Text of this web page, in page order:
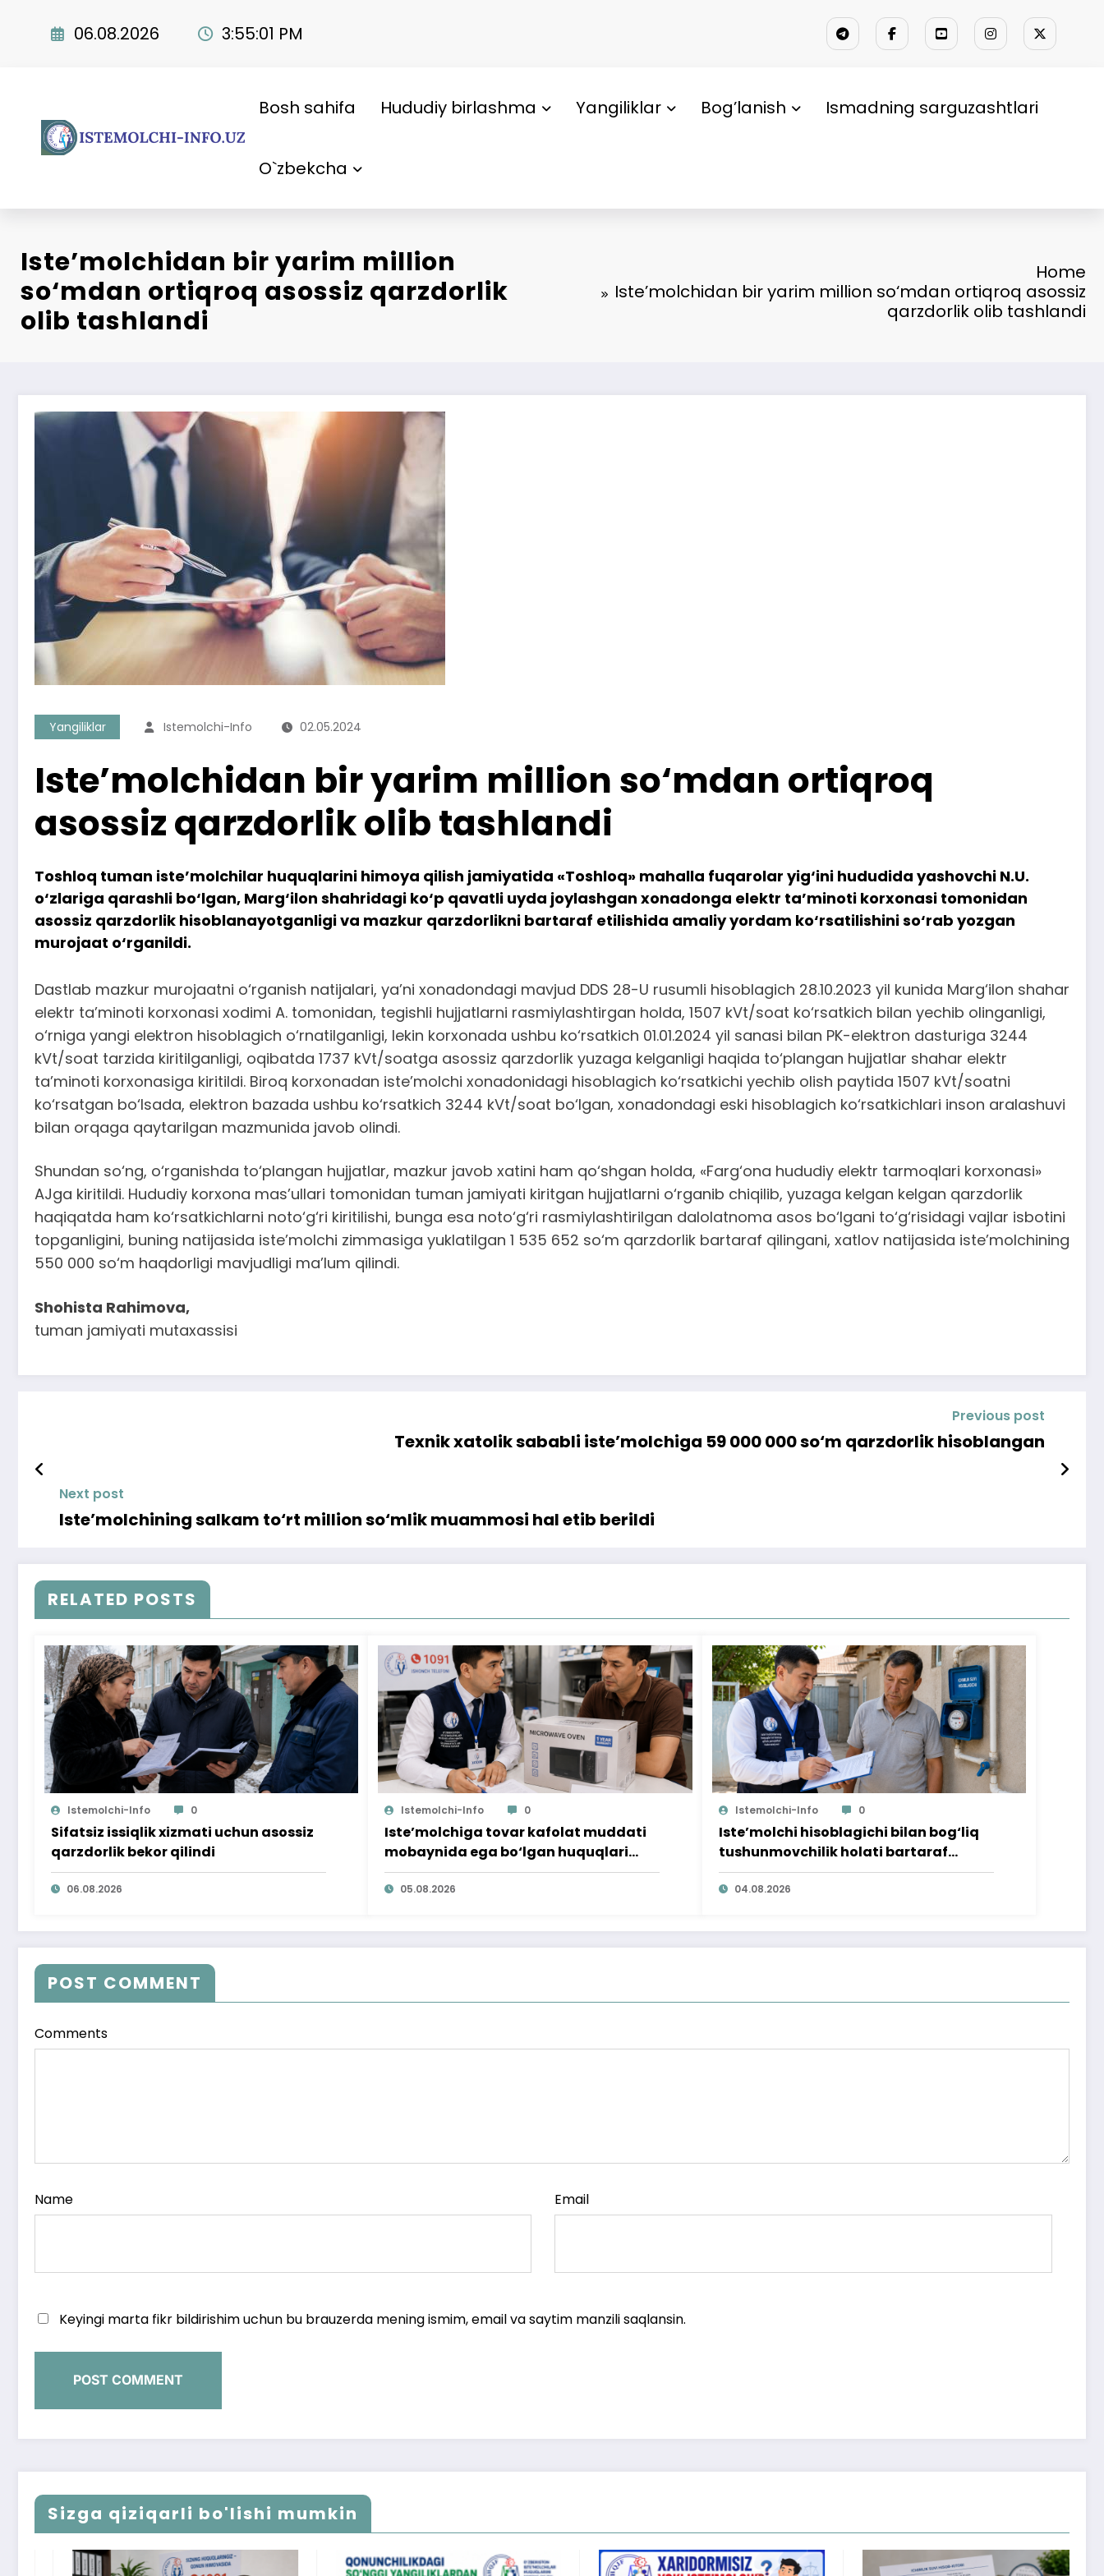
06.08.2026 3:55:02 PM
Bosh sahifa Hududiy birlashma Yangiliklar Bog’lanish Ismadning sarguzashtlari
O`zbekcha
Iste’molchidan bir yarim million
so‘mdan ortiqroq asossiz qarzdorlik
olib tashlandi
Home
Iste’molchidan bir yarim million so‘mdan ortiqroq asossiz
qarzdorlik olib tashlandi
Yangiliklar Istemolchi-Info 02.05.2024
Iste’molchidan bir yarim million so‘mdan ortiqroq
asossiz qarzdorlik olib tashlandi
Toshloq tuman iste’molchilar huquqlarini himoya qilish jamiyatida «Toshloq» mahalla fuqarolar yig‘ini hududida yashovchi N.U.
o‘zlariga qarashli bo‘lgan, Marg‘ilon shahridagi ko‘p qavatli uyda joylashgan xonadonga elektr ta’minoti korxonasi tomonidan
asossiz qarzdorlik hisoblanayotganligi va mazkur qarzdorlikni bartaraf etilishida amaliy yordam ko‘rsatilishini so‘rab yozgan
murojaat o‘rganildi.
Dastlab mazkur murojaatni o‘rganish natijalari, ya’ni xonadondagi mavjud DDS 28-U rusumli hisoblagich 28.10.2023 yil kunida Marg‘ilon shahar
elektr ta’minoti korxonasi xodimi A. tomonidan, tegishli hujjatlarni rasmiylashtirgan holda, 1507 kVt/soat ko‘rsatkich bilan yechib olinganligi,
o‘rniga yangi elektron hisoblagich o‘rnatilganligi, lekin korxonada ushbu ko‘rsatkich 01.01.2024 yil sanasi bilan PK-elektron dasturiga 3244
kVt/soat tarzida kiritilganligi, oqibatda 1737 kVt/soatga asossiz qarzdorlik yuzaga kelganligi haqida to‘plangan hujjatlar shahar elektr
ta’minoti korxonasiga kiritildi. Biroq korxonadan iste’molchi xonadonidagi hisoblagich ko‘rsatkichi yechib olish paytida 1507 kVt/soatni
ko‘rsatgan bo‘lsada, elektron bazada ushbu ko‘rsatkich 3244 kVt/soat bo‘lgan, xonadondagi eski hisoblagich ko‘rsatkichlari inson aralashuvi
bilan orqaga qaytarilgan mazmunida javob olindi.
Shundan so‘ng, o‘rganishda to‘plangan hujjatlar, mazkur javob xatini ham qo‘shgan holda, «Farg‘ona hududiy elektr tarmoqlari korxonasi»
AJga kiritildi. Hududiy korxona mas’ullari tomonidan tuman jamiyati kiritgan hujjatlarni o‘rganib chiqilib, yuzaga kelgan kelgan qarzdorlik
haqiqatda ham ko‘rsatkichlarni noto‘g‘ri kiritilishi, bunga esa noto‘g‘ri rasmiylashtirilgan dalolatnoma asos bo‘lgani to‘g‘risidagi vajlar isbotini
topganligini, buning natijasida iste’molchi zimmasiga yuklatilgan 1 535 652 so‘m qarzdorlik bartaraf qilingani, xatlov natijasida iste’molchining
550 000 so‘m haqdorligi mavjudligi ma’lum qilindi.
Shohista Rahimova,
tuman jamiyati mutaxassisi
Previous post
Texnik xatolik sababli iste’molchiga 59 000 000 so‘m qarzdorlik hisoblangan
Next post
Iste’molchining salkam to‘rt million so‘mlik muammosi hal etib berildi
RELATED POSTS
Istemolchi-Info 0
Sifatsiz issiqlik xizmati uchun asossiz
qarzdorlik bekor qilindi
06.08.2026
Istemolchi-Info 0
Iste’molchiga tovar kafolat muddati
mobaynida ega bo‘lgan huquqlari
ta’minlab berildi
05.08.2026
Istemolchi-Info 0
Iste’molchi hisoblagichi bilan bog‘liq
tushunmovchilik holati bartaraf
qilindi
04.08.2026
POST COMMENT
Comments
Name Email
Keyingi marta fikr bildirishim uchun bu brauzerda mening ismim, email va saytim manzili saqlansin.
Sizga qiziqarli bo'lishi mumkin